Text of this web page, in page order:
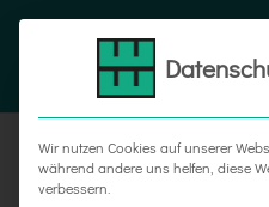
Zum
Wir nutzen Cookies auf unserer
während andere uns helfen, diese
verbessern.